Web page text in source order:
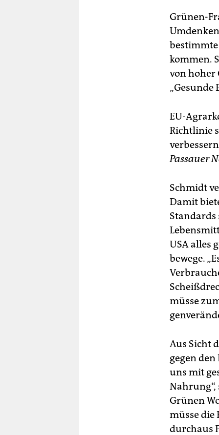
Grünen-
kommen.
von hoher
„Gesunde
EU-
Richtlinie
Passauer
Schmidt
Damit
Standards
USA alles
bewege.
müsse
Aus Sicht
gegen
uns mit
Nahrung“,
Grünen
müsse die
durchaus